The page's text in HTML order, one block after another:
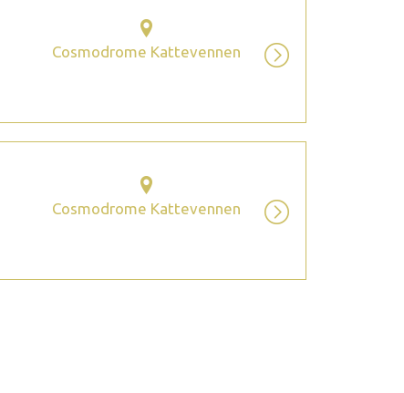
Cosmodrome Kattevennen
Cosmodrome Kattevennen